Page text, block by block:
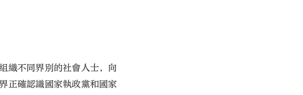
織不同界別的社會人士，向
正確認識國家執政黨和國家